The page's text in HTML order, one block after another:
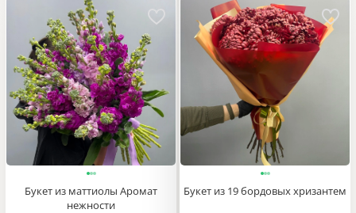
Букет из маттиолы Аромат
нежности
Букет из 19 бордовых хризантем